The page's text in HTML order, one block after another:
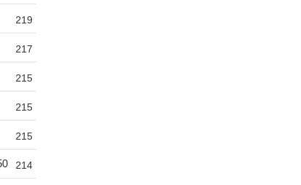
219
217
215
215
215
214